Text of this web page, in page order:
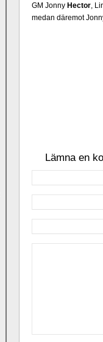
GM Jonny Hector,
medan däremot
Lämna en